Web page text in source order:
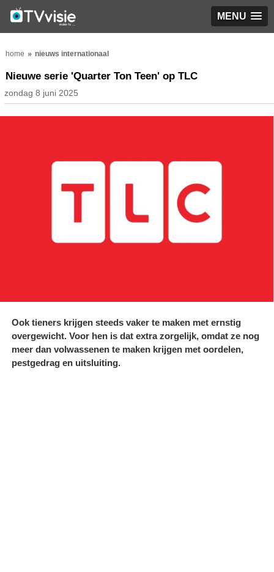
MENU
home nieuws internationaal
Nieuwe serie 'Quarter Ton Teen' op TLC
zondag 8 juni 2025
Ook tieners krijgen steeds vaker te maken met ernstig
overgewicht. Voor hen is dat extra zorgelijk, omdat ze nog
meer dan volwassenen te maken krijgen met oordelen,
pestgedrag en uitsluiting.